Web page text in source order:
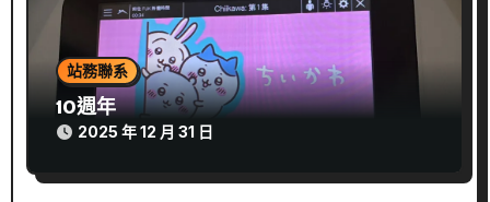
站務聯系
10週年
2025 年 12 月 31 日